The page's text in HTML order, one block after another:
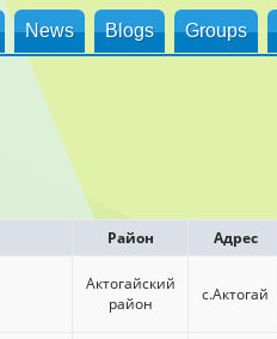
News Blogs Groups
Район Адрес
Актогайский
район
с.Актогай